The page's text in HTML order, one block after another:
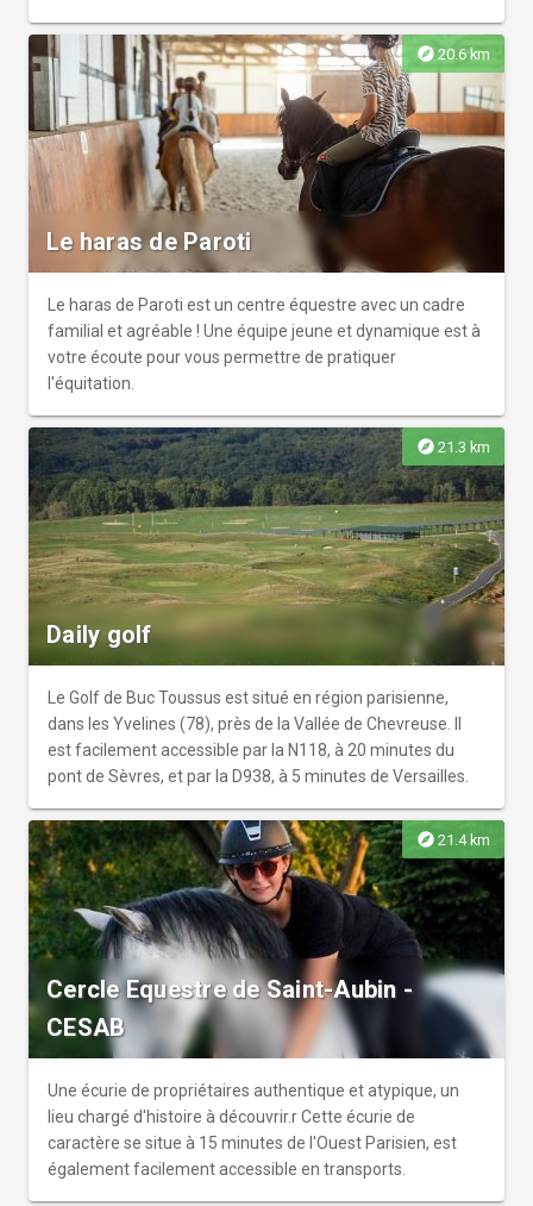
explore 20.6 km
Le haras de Paroti
Le haras de Paroti est un centre équestre avec un cadre
familial et agréable ! Une équipe jeune et dynamique est à
votre écoute pour vous permettre de pratiquer
l'équitation.
explore 21.3 km
Daily golf
Le Golf de Buc Toussus est situé en région parisienne,
dans les Yvelines (78), près de la Vallée de Chevreuse. Il
est facilement accessible par la N118, à 20 minutes du
pont de Sèvres, et par la D938, à 5 minutes de Versailles.
explore 21.4 km
Cercle Equestre de Saint-Aubin -
CESAB
Une écurie de propriétaires authentique et atypique, un
lieu chargé d'histoire à découvrir.r Cette écurie de
caractère se situe à 15 minutes de l'Ouest Parisien, est
également facilement accessible en transports.